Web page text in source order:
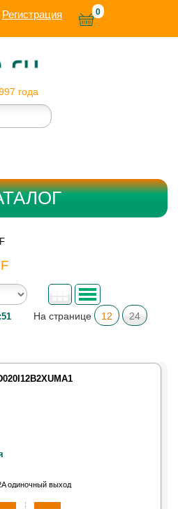
Регистрация 0
года
На странице 12
24
одиночный выход